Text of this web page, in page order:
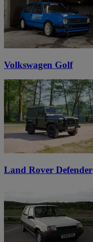
Volkswagen Golf
Land Rover Defender